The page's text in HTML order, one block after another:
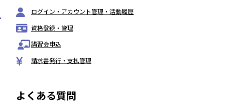
ログイン・アカウント管理・活動履歴
資格登録・管理
講習会申込
請求書発行・支払管理
よくある質問